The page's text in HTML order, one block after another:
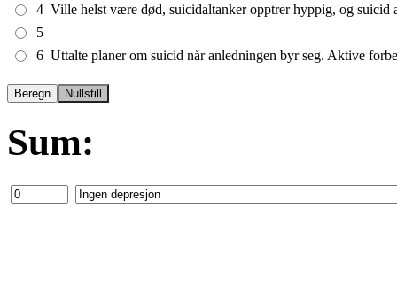
4 Ville helst være død, suicidaltanker opptrer hyppig, og suicid
5
6 Uttalte planer om suicid når anledningen byr seg. Aktive
Sum: